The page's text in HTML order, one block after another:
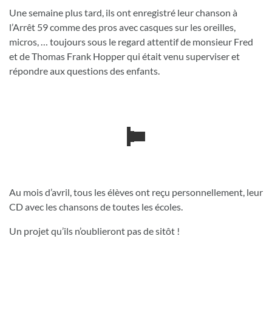
Une semaine plus tard, ils ont enregistré leur chanson à
l’Arrêt 59 comme des pros avec casques sur les oreilles,
micros, … toujours sous le regard attentif de monsieur Fred
et de Thomas Frank Hopper qui était venu superviser et
répondre aux questions des enfants.
Au mois d’avril, tous les élèves ont reçu personnellement, leur
CD avec les chansons de toutes les écoles.
Un projet qu’ils n’oublieront pas de sitôt !